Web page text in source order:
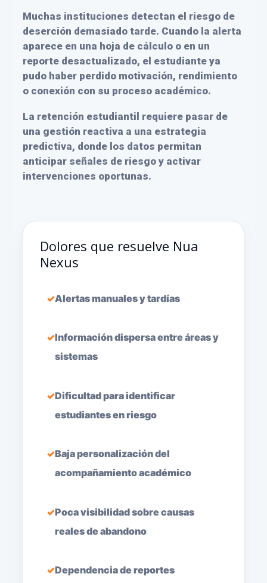
Muchas instituciones detectan el riesgo de
deserción demasiado tarde. Cuando la alerta
aparece en una hoja de cálculo o en un
reporte desactualizado, el estudiante ya
pudo haber perdido motivación, rendimiento
o conexión con su proceso académico.
La retención estudiantil requiere pasar de
una gestión reactiva a una estrategia
predictiva, donde los datos permitan
anticipar señales de riesgo y activar
intervenciones oportunas.
Dolores que resuelve Nua
Nexus
Alertas manuales y tardías
Información dispersa entre áreas y
sistemas
Dificultad para identificar
estudiantes en riesgo
Baja personalización del
acompañamiento académico
Poca visibilidad sobre causas
reales de abandono
Dependencia de reportes